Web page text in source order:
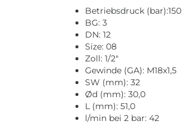
Betriebsdruck (bar):150
BG: 3
DN: 12
Size: 08
Zoll: 1/2"
Gewinde (GA): M18x1,5
SW (mm): 32
Ød (mm): 30,0
L (mm): 51,0
l/min bei 2 bar: 42